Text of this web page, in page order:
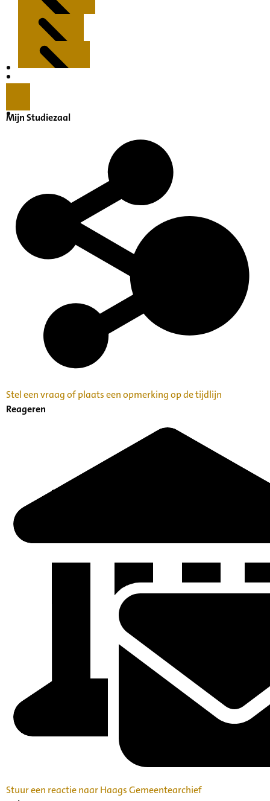
Inventaris
Mijn Studiezaal
Stel een vraag of plaats een opmerking op de tijdlijn
Reageren
Stuur een reactie naar Haags Gemeentearchief